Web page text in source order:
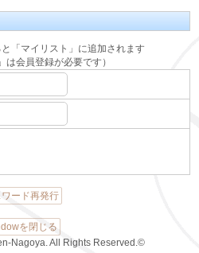
「マイリスト」に追加されます
は会員登録が必要です）
ード再発行
を閉じる
Nagoya. All Rights Reserved.©